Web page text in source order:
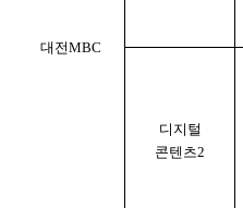
대전MBC
디지털
콘텐츠2